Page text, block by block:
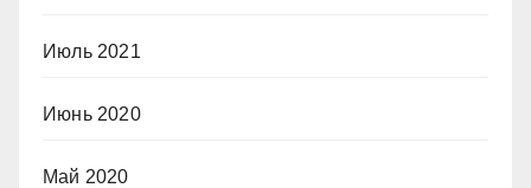
Июль 2021
Июнь 2020
Май 2020